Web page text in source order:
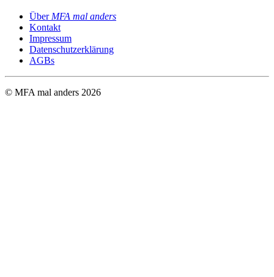
Über MFA mal anders
Kontakt
Impressum
Datenschutzerklärung
AGBs
© MFA mal anders 2026